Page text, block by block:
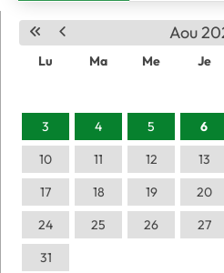
Aou
Lu Ma Me Je
3
4 5 6
10
11 12 13
17
18 19 20
24
25 26 27
31